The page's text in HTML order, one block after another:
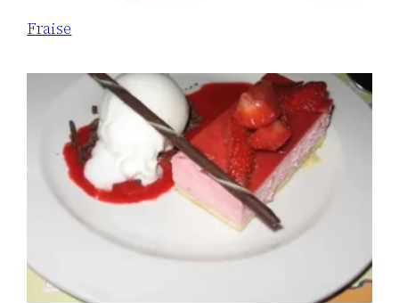
Fraise